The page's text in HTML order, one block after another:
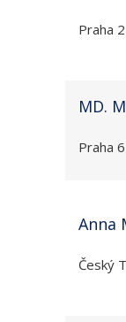
Praha 2
MD.
Praha 6
Anna
Český